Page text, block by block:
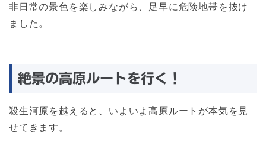
非日常の景色を楽しみながら、足早に危険地帯を抜け
ました。
絶景の高原ルートを行く！
殺生河原を越えると、いよいよ高原ルートが本気を見
せてきます。